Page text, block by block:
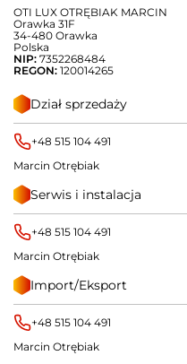
OTI LUX OTRĘBIAK MARCIN
Orawka 31F
34-480 Orawka
Polska
NIP: 7352268484
REGON: 120014265
Dział sprzedaży
+48 515 104 491
Marcin Otrębiak
Serwis i instalacja
+48 515 104 491
Marcin Otrębiak
Import/Eksport
+48 515 104 491
Marcin Otrębiak